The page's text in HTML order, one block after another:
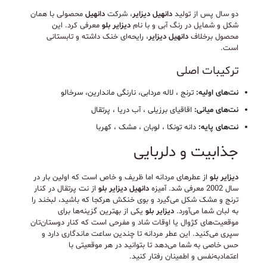
دو سال پس از تولیددانهیل دیزایر، شرکتدانهیل محصولی با همان
شکل و شمایل در رنگ آبی و با نامدیزایر بلو معرفی کرد. این
محصول برخلافدانهیل دیزایر، رایحه‌ای خنک داشته و تابستانی
است.
ترکیبات اصلی
نت‌های اولیه: ترنج ، لاله مردابی، نارنگی ماندارین، سرخالو
نت‌های میانی: اقاقیای برزیلی ، آب دریا ، پرتقال
نت‌های پایه: دانه تونکا ، لوبان ، مشک ، کهربا
جذابیت و دلربایی
دیزایر بلو از عطرهای مردانه اما ظریف و خاص است که اولین بار در
سال 2002 معرفی شد. آمیزه
دانهیل دیزایر بلو از نت پرتقال در کنار
ترنج و مشک شکل می‌گیرد و بوی خنکش هرکجا که باشید، لبخند را
به لبان شما می‌آورد.دیزایر بلو یکی از بهترین گزینه‌ها برای
موقعیت‌های کژوال یا اوقات شاد و مفرحی است که کنار دوستان‌تان
سپری می‌کنید. این عطر مردانه تا چندین ساعت ماندگاری دارد و
حس خاصی به شما می‌دهد تا بتوانید در هر موقعیتی با
اعتمادبه‌نفس و اطمینان رفتار کنید.